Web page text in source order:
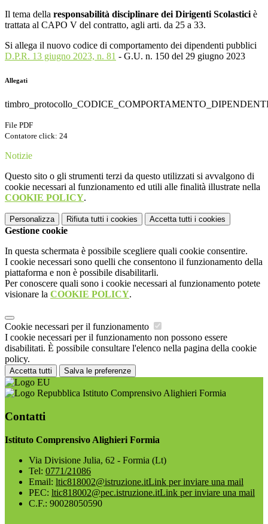
Il tema della responsabilità disciplinare dei Dirigenti Scolastici è
trattata al CAPO V del contratto, agli arti. da 25 a 33.
Si allega il nuovo codice di comportamento dei dipendenti pubblici
D.P.R. 13 giugno 2023, n. 81 - G.U. n. 150 del 29 giugno 2023
Allegati
File PDF
Contatore click: 24
Notizie
Questo sito o gli strumenti terzi da questo utilizzati si avvalgono di
cookie necessari al funzionamento ed utili alle finalità illustrate nella
COOKIE POLICY.
Personalizza Rifiuta tutti i cookies Accetta tutti i cookies
Gestione cookie
In questa schermata è possibile scegliere quali cookie consentire.
I cookie necessari sono quelli che consentono il funzionamento della
piattaforma e non è possibile disabilitarli.
Per conoscere quali sono i cookie necessari al funzionamento potete
visionare la COOKIE POLICY.
Cookie necessari per il funzionamento
I cookie necessari per il funzionamento non possono essere
disabilitati. È possibile consultare l'elenco nella pagina della cookie
policy.
Accetta tutti Salva le preferenze
Istituto Comprensivo Alighieri Formia
Contatti
Istituto Comprensivo Alighieri Formia
Via Divisione Julia, 62 - Formia (Lt)
Tel: 0771/21086
Email: ltic818002@istruzione.itLink per inviare una mail
PEC: ltic818002@pec.istruzione.itLink per inviare una mail
C.F.: 90028050590